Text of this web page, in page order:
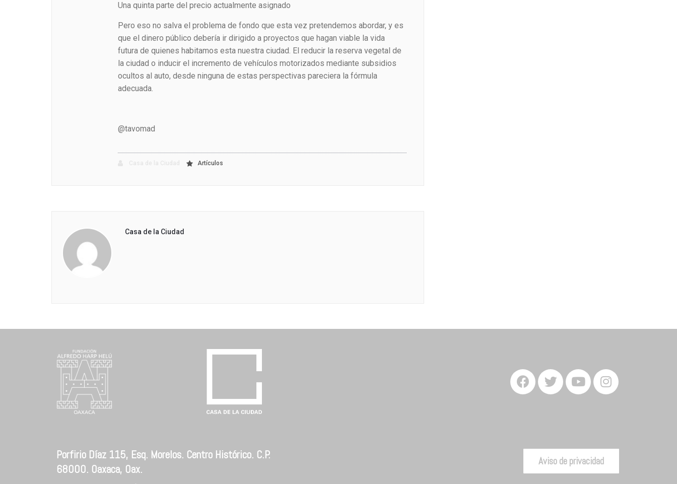
Una quinta parte del precio actualmente asignado
Pero eso no salva el problema de fondo que esta vez pretendemos abordar, y es
que el dinero público debería ir dirigido a proyectos que hagan viable la vida
futura de quienes habitamos esta nuestra ciudad. El reducir la reserva vegetal de
la ciudad o inducir el incremento de vehículos motorizados mediante subsidios
ocultos al auto, desde ninguna de estas perspectivas pareciera la fórmula
adecuada.
@tavomad
Artículos
Casa de la Ciudad
Porfirio Díaz 115, Esq. Morelos. Centro Histórico. C.P.
68000. Oaxaca, Oax.
Aviso de privacidad